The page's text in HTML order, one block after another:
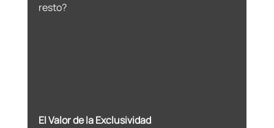
resto?
El Valor de la Exclusividad